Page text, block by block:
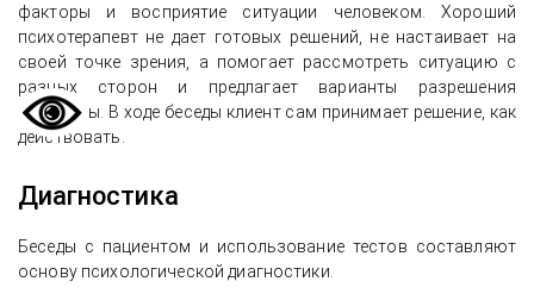
факторы и восприятие ситуации человеком. Хороший
психотерапевт не дает готовых решений, не настаивает на
своей точке зрения, а помогает рассмотреть ситуацию с
разных сторон и предлагает варианты разрешения
проблемы. В ходе беседы клиент сам принимает решение, как
действовать.
Диагностика
Беседы с пациентом и использование тестов составляют
основу психологической диагностики.